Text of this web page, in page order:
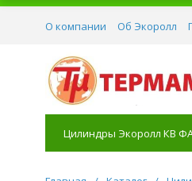
О компании Об Экоролл
Цилиндры Экоролл КВ